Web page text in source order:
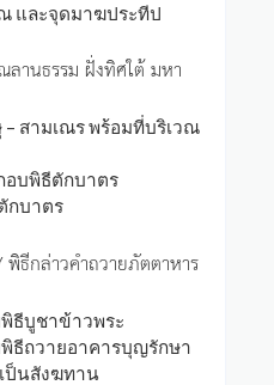
และจุดมาฆประทีป
ลานธรรม ฝั่งทิศใต้ มหา
– สามเณร พร้อมที่บริเวณ
อบพิธีตักบาตร
กบาตร
ธีกล่าวคำถวายภัตตาหาร
ธีบูชาข้าวพระ
พิธีถวายอาคารบุญรักษา
ป็นสังฆทาน